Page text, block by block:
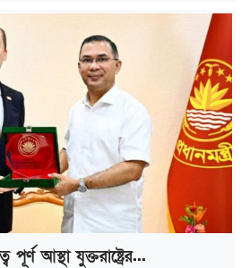
আস্থা যুক্তরাষ্ট্রের...